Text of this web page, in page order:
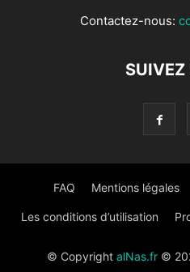
Contactez-nous:
SUIVEZ
FAQ Mentions légales
Les conditions d’utilisation
© Copyright alNas.fr©